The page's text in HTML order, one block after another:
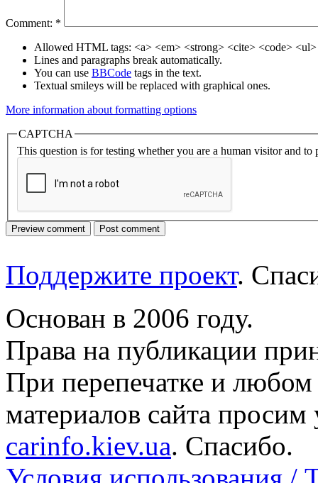
Comment: *
Allowed HTML tags: <a> <em> <strong> <cite> <code>
Lines and paragraphs break automatically.
You can use BBCode tags in the text.
Textual smileys will be replaced with graphical ones.
More information about formatting options
CAPTCHA
This question is for testing whether you are a human visitor and to
Поддержите проект.
Основан в 2006 году.
Права на публикации
При перепечатке и
материалов сайта просим
carinfo.kiev.ua. Спасибо.